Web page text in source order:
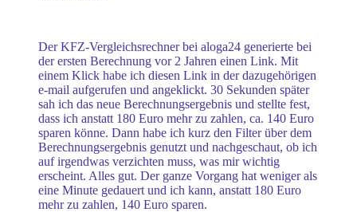
Der KFZ-Vergleichsrechner bei aloga24 generierte bei
der ersten Berechnung vor 2 Jahren einen Link. Mit
einem Klick habe ich diesen Link in der dazugehörigen
e-mail aufgerufen und angeklickt. 30 Sekunden später
sah ich das neue Berechnungsergebnis und stellte fest,
dass ich anstatt 180 Euro mehr zu zahlen, ca. 140 Euro
sparen könne. Dann habe ich kurz den Filter über dem
Berechnungsergebnis genutzt und nachgeschaut, ob ich
auf irgendwas verzichten muss, was mir wichtig
erscheint. Alles gut. Der ganze Vorgang hat weniger als
eine Minute gedauert und ich kann, anstatt 180 Euro
mehr zu zahlen, 140 Euro sparen.